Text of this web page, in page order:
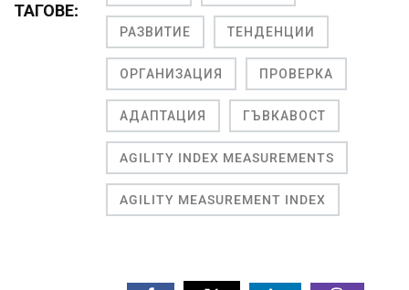
ТАГОВЕ:
РАЗВИТИЕ ТЕНДЕНЦИИ
ОРГАНИЗАЦИЯ ПРОВЕРКА
АДАПТАЦИЯ ГЪВКАВОСТ
AGILITY INDEX MEASUREMENTS
AGILITY MEASUREMENT INDEX